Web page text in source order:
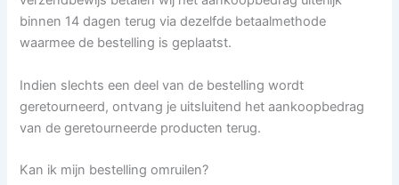
binnen 14 dagen terug via dezelfde betaalmethode
waarmee de bestelling is geplaatst.
Indien slechts een deel van de bestelling wordt
geretourneerd, ontvang je uitsluitend het aankoopbedrag
van de geretourneerde producten terug.
Kan ik mijn bestelling omruilen?